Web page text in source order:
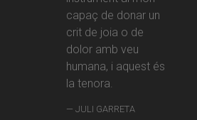
capaç de donar un
crit de joia o de
dolor amb veu
humana, i aquest és
la tenora.
JULI GARRETA